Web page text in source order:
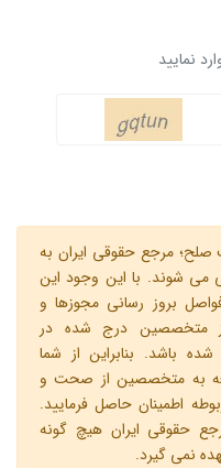
نمایید
مرجع حقوقی ایران به
می شوند. با این وجود این
بروز رسانی مجوزها و
متخصصین درج شده در
باشد. بنابراین از شما
به متخصصین از صحت و
اطمینان حاصل فرمایید.
حقوقی ایران هیچ گونه
نمی گیرد.